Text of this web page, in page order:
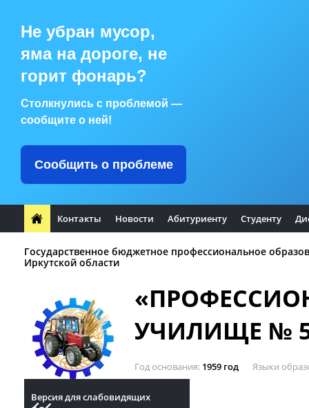
Не убран мусор,
яма на дороге, не
горит фонарь?
Столкнулись с проблемой —
сообщите о ней!
Сообщить о проблеме
Контакты Новости Абитуриенту Студенту
Государственное бюджетное профессиональное
Иркутской области
УЧИЛИЩЕ №
Год основания 1959 год Языки
Версия для слабовидящих